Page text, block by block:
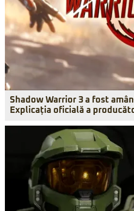
Shadow Warrior 3 a fost
Explicația oficială a